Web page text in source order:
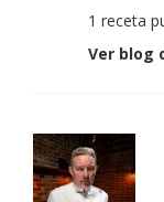
1 receta
Ver blog